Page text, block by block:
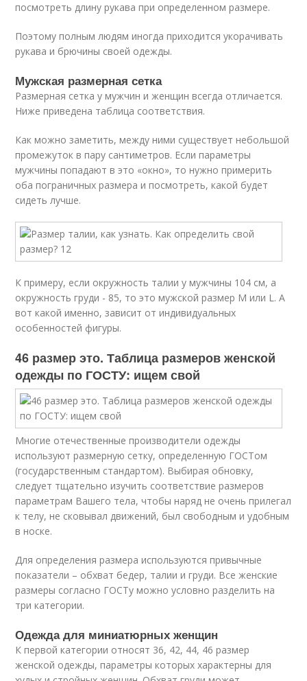
посмотреть длину рукава при определенном размере.
Поэтому полным людям иногда приходится укорачивать
рукава и брючины своей одежды.
Мужская размерная сетка
Размерная сетка у мужчин и женщин всегда отличается.
Ниже приведена таблица соответствия.
Как можно заметить, между ними существует небольшой
промежуток в пару сантиметров. Если параметры
мужчины попадают в это «окно», то нужно примерить
оба пограничных размера и посмотреть, какой будет
сидеть лучше.
К примеру, если окружность талии у мужчины 104 см, а
окружность груди - 85, то это мужской размер М или L. А
вот какой именно, зависит от индивидуальных
особенностей фигуры.
46 размер это. Таблица размеров женской
одежды по ГОСТУ: ищем свой
Многие отечественные производители одежды
используют размерную сетку, определенную ГОСТом
(государственным стандартом). Выбирая обновку,
следует тщательно изучить соответствие размеров
параметрам Вашего тела, чтобы наряд не очень прилегал
к телу, не сковывал движений, был свободным и удобным
в носке.
Для определения размера используются привычные
показатели – обхват бедер, талии и груди. Все женские
размеры согласно ГОСТу можно условно разделить на
три категории.
Одежда для миниатюрных женщин
К первой категории относят 36, 42, 44, 46 размер
женской одежды, параметры которых характерны для